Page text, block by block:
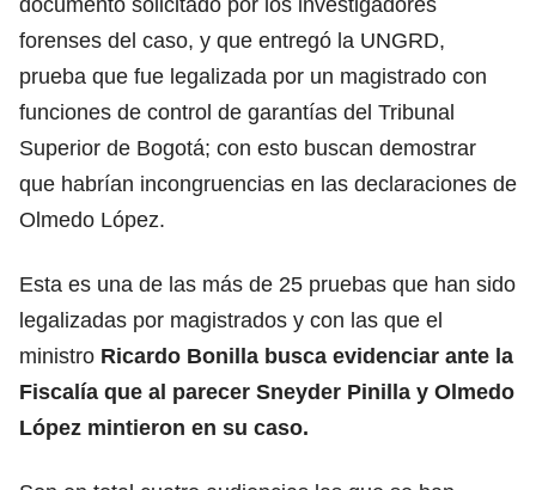
forenses del caso, y que entregó la UNGRD,
prueba que fue legalizada por un magistrado con
funciones de control de garantías del Tribunal
Superior de Bogotá; con esto buscan demostrar
que habrían incongruencias en las declaraciones de
Olmedo López.
Esta es una de las más de 25 pruebas que han sido
legalizadas por magistrados y con las que el
ministro Ricardo Bonilla busca evidenciar ante la
Fiscalía que al parecer Sneyder Pinilla y Olmedo
López mintieron en su caso.